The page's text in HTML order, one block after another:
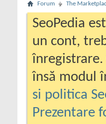
Forum The
SeoPedia
un cont,
însă modul
si politica
Prezentare